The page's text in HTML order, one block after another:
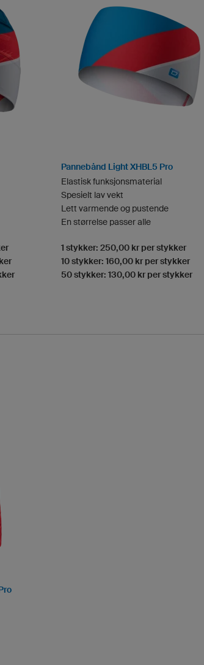
Pannebånd Light XHBL5 Pro
Elastisk funksjonsmaterial
Spesielt lav vekt
Lett varmende og pustende
En størrelse passer alle
1 stykker: 250,00 kr per stykker
10 stykker: 160,00 kr per stykker
50 stykker: 130,00 kr per stykker